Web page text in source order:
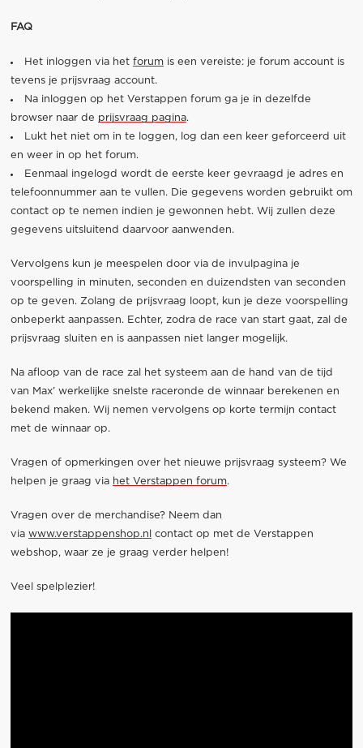
FAQ
Het inloggen via het forumis een vereiste: je forum account is
tevens je prijsvraag account.
Na inloggen op het Verstappen forum ga je in dezelfde
browser naar de prijsvraag pagina.
Lukt het niet om in te loggen, log dan een keer geforceerd uit
en weer in op het forum.
Eenmaal ingelogd wordt de eerste keer gevraagd je adres en
telefoonnummer aan te vullen. Die gegevens worden gebruikt om
contact op te nemen indien je gewonnen hebt. Wij zullen deze
gegevens uitsluitend daarvoor aanwenden.
Vervolgens kun je meespelen door via de invulpagina je
voorspelling in minuten, seconden en duizendsten van seconden
op te geven. Zolang de prijsvraag loopt, kun je deze voorspelling
onbeperkt aanpassen. Echter, zodra de race van start gaat, zal de
prijsvraag sluiten en is aanpassen niet langer mogelijk.
Na afloop van de race zal het systeem aan de hand van de tijd
van Max’ werkelijke snelste raceronde de winnaar berekenen en
bekend maken. Wij nemen vervolgens op korte termijn contact
met de winnaar op.
Vragen of opmerkingen over het nieuwe prijsvraag systeem? We
helpen je graag via het Verstappen forum.
Vragen over de merchandise? Neem dan
via www.verstappenshop.nl
contact op met de Verstappen
webshop, waar ze je graag verder helpen!
Veel spelplezier!